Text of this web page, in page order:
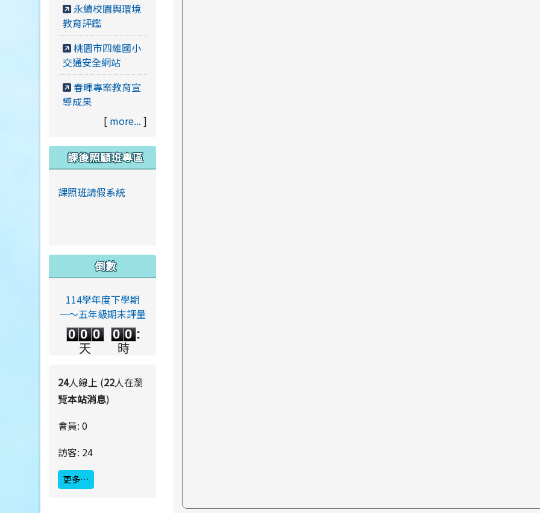
永續校園與環境
教育評鑑
桃園市四維國小
交通安全網站
春暉專案教育宣
導成果
[ more... ]
課後照顧班專區
課照班請假系統
倒數
114學年度下學期
一～五年級期末評量
0
0
0
0
0
0
天
0
0
0
0
時
:
0 0
分
0
秒
24人線上 (22人在瀏
覽本站消息)
會員: 0
訪客: 24
更多…